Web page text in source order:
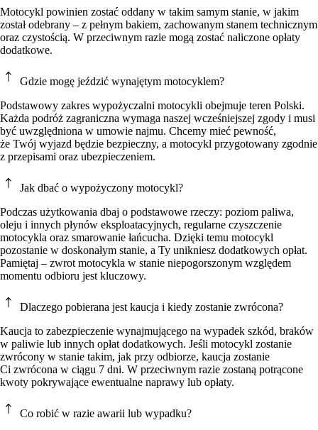
Motocykl powinien zostać oddany w takim samym stanie, w jakim
został odebrany – z pełnym bakiem, zachowanym stanem technicznym
oraz czystością. W przeciwnym razie mogą zostać naliczone opłaty
dodatkowe.
Gdzie mogę jeździć wynajętym motocyklem?
Podstawowy zakres wypożyczalni motocykli obejmuje teren Polski.
Każda podróż zagraniczna wymaga naszej wcześniejszej zgody i musi
być uwzględniona w umowie najmu. Chcemy mieć pewność,
że Twój wyjazd będzie bezpieczny, a motocykl przygotowany zgodnie
z przepisami oraz ubezpieczeniem.
Jak dbać o wypożyczony motocykl?
Podczas użytkowania dbaj o podstawowe rzeczy: poziom paliwa,
oleju i innych płynów eksploatacyjnych, regularne czyszczenie
motocykla oraz smarowanie łańcucha. Dzięki temu motocykl
pozostanie w doskonałym stanie, a Ty unikniesz dodatkowych opłat.
Pamiętaj – zwrot motocykla w stanie niepogorszonym względem
momentu odbioru jest kluczowy.
Dlaczego pobierana jest kaucja i kiedy zostanie zwrócona?
Kaucja to zabezpieczenie wynajmującego na wypadek szkód, braków
w paliwie lub innych opłat dodatkowych. Jeśli motocykl zostanie
zwrócony w stanie takim, jak przy odbiorze, kaucja zostanie
Ci zwrócona w ciągu 7 dni. W przeciwnym razie zostaną potrącone
kwoty pokrywające ewentualne naprawy lub opłaty.
Co robić w razie awarii lub wypadku?